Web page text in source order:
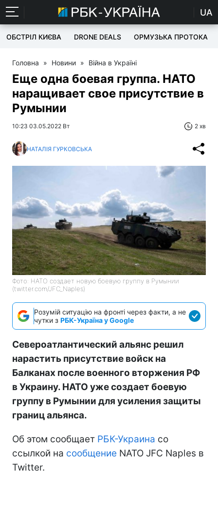
UA
ОБСТРІЛ КИЄВА DRONE DEALS ОРМУЗЬКА ПРОТОКА
Головна » Новини » Війна в Україні
Еще одна боевая группа. НАТО
наращивает свое присутствие в
Румынии
10:23 03.05.2022 Вт 2 хв
НАТАЛІЯ ГУРКОВСЬКА
Фото: НАТО создает новую боевую группу в Румынии
(twitter.com/JFC_Naples)
Розумій ситуацію на фронті через факти, а не
чутки з РБК-Україна у Google
Североатлантический альянс решил
нарастить присутствие войск на
Балканах после военного вторжения РФ
в Украину. НАТО уже создает боевую
группу в Румынии для усиления защиты
границ альянса.
Об этом сообщает РБК-Украина со
ссылкой на сообщение NATO JFC Naples в
Twitter.